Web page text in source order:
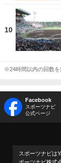
10
※24時間以内の回数を
Facebook
スポーツナビ
公式ページ
スポーツナビは